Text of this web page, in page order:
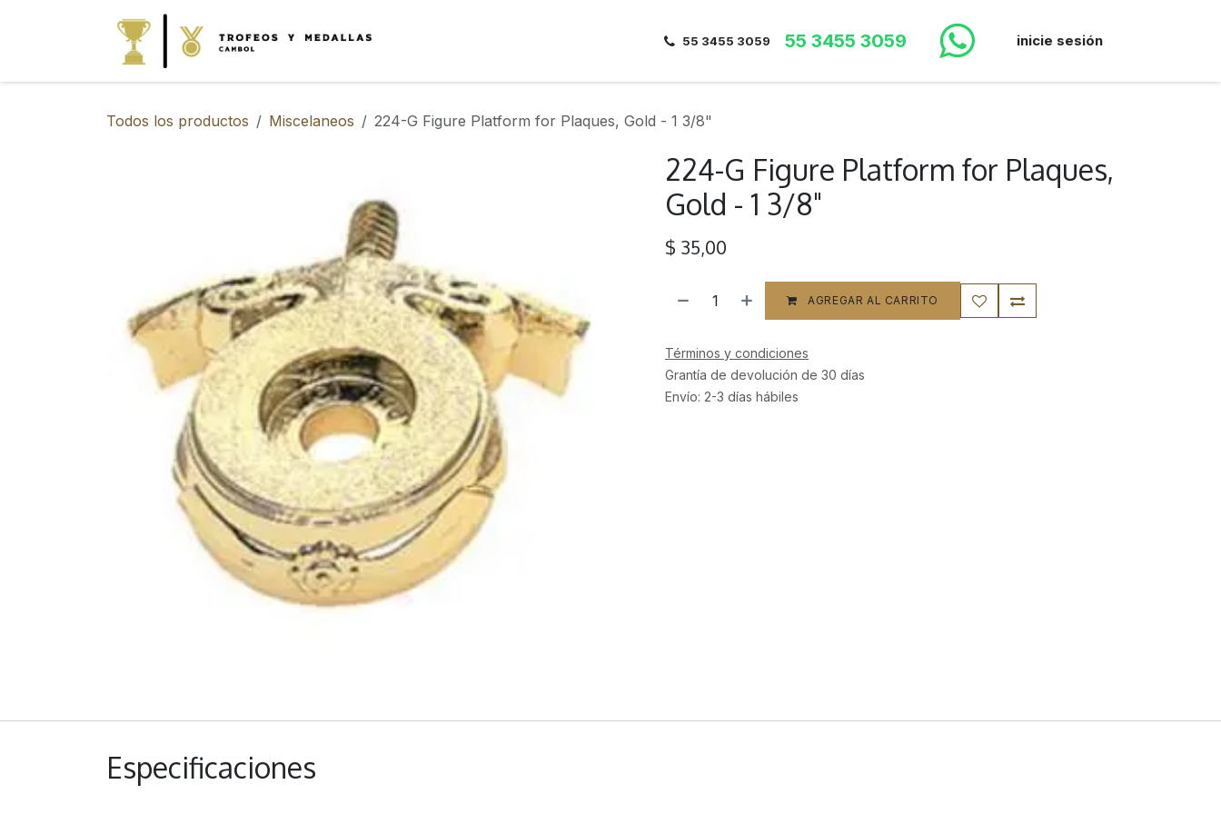
55 3455 3059 55 3455 3059 inicie sesión
Todos los productos Miscelaneos 224-G Figure Platform for Plaques, Gold - 1 3/8"
224-G Figure Platform for Plaques,
Gold - 1 3/8"
$ 35,00
AGREGAR AL CARRITO
Términos y condiciones
Grantía de devolución de 30 días
Envío: 2-3 días hábiles
Especificaciones